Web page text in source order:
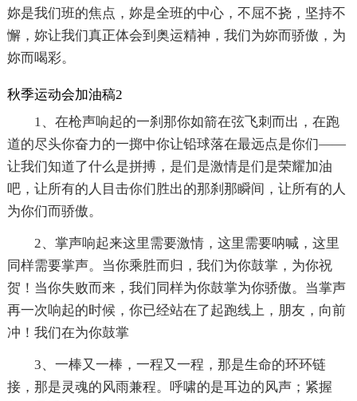
妳是我们班的焦点，妳是全班的中心，不屈不挠，坚持不
懈，妳让我们真正体会到奥运精神，我们为妳而骄傲，为
妳而喝彩。
秋季运动会加油稿2
1、在枪声响起的一刹那你如箭在弦飞刺而出，在跑
道的尽头你奋力的一掷中你让铅球落在最远点是你们——
让我们知道了什么是拼搏，是们是激情是们是荣耀加油
吧，让所有的人目击你们胜出的那刹那瞬间，让所有的人
为你们而骄傲。
2、掌声响起来这里需要激情，这里需要呐喊，这里
同样需要掌声。当你乘胜而归，我们为你鼓掌，为你祝
贺！当你失败而来，我们同样为你鼓掌为你骄傲。当掌声
再一次响起的时候，你已经站在了起跑线上，朋友，向前
冲！我们在为你鼓掌
3、一棒又一棒，一程又一程，那是生命的环环链
接，那是灵魂的风雨兼程。呼啸的是耳边的风声；紧握